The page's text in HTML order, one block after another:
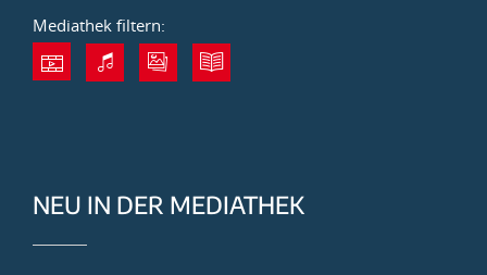
Mediathek filtern:
NEU IN DER MEDIATHEK